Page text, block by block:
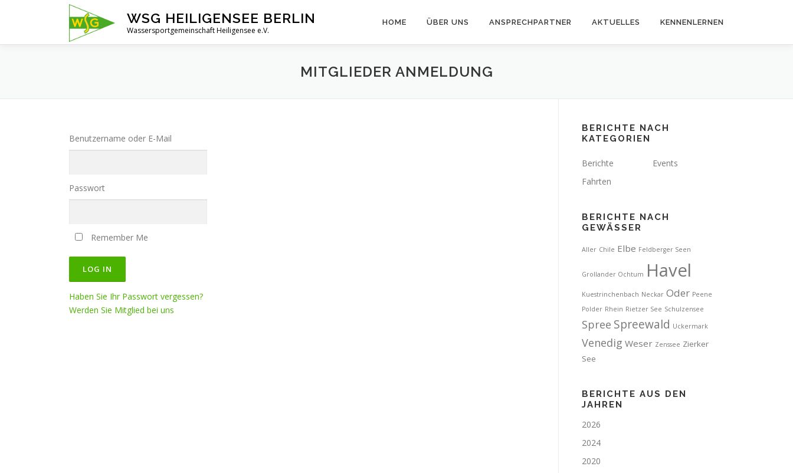
WSG HEILIGENSEE BERLIN
Wassersportgemeinschaft Heiligensee e.V.
HOME ÜBER UNS ANSPRECHPARTNER AKTUELLES KENNENLERNEN
MITGLIEDER ANMELDUNG
Benutzername oder E-Mail
Passwort
Remember Me
Haben Sie Ihr Passwort vergessen?
Werden Sie Mitglied bei uns
BERICHTE NACH
KATEGORIEN
Berichte
Events
Fahrten
BERICHTE NACH
GEWÄSSER
Aller Chile Elbe Feldberger Seen
Grollander Ochtum Havel
Kuestrinchenbach Neckar Oder Peene
Polder Rhein Rietzer See Schulzensee
Spree Spreewald Uckermark
Venedig Weser Zenssee Zierker
See
BERICHTE AUS DEN
JAHREN
2026
2024
2020